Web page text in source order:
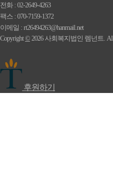
전화 : 02-2649-4263
팩스 : 070-7159-1372
이메일 : rt26494263@hanmail.net
Copyright© 2026 사회복지법인 렘넌트.
후원하기